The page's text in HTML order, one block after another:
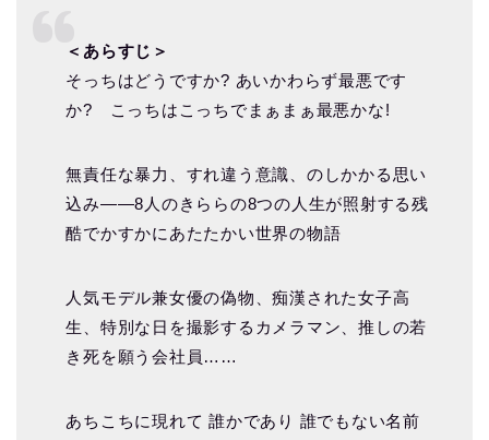
＜あらすじ＞
そっちはどうですか? あいかわらず最悪です
か? こっちはこっちでまぁまぁ最悪かな!
無責任な暴力、すれ違う意識、のしかかる思い
込み――8人のきららの8つの人生が照射する残
酷でかすかにあたたかい世界の物語
人気モデル兼女優の偽物、痴漢された女子高
生、特別な日を撮影するカメラマン、推しの若
き死を願う会社員……
あちこちに現れて 誰かであり 誰でもない名前